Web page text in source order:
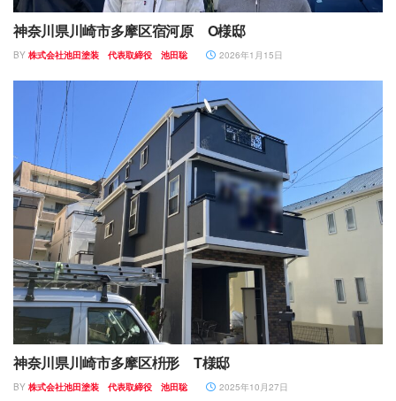
神奈川県川崎市多摩区宿河原 O様邸
BY 株式会社池田塗装 代表取締役 池田聡 2026年1月15日
神奈川県川崎市多摩区枡形 T様邸
BY 株式会社池田塗装 代表取締役 池田聡 2025年10月27日